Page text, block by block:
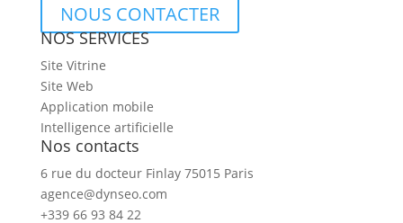
NOUS CONTACTER
NOS SERVICES
Site Vitrine
Site Web
Application mobile
Intelligence artificielle
Nos contacts
6 rue du docteur Finlay 75015 Paris
agence@dynseo.com
+339 66 93 84 22